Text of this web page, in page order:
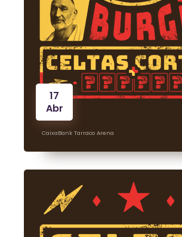
17
Abr
CaixaBank Tarraco Arena